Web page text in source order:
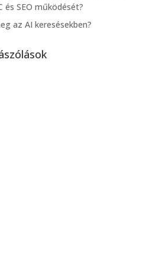
és SEO működését?
az AI keresésekben?